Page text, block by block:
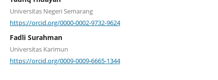
Universitas Negeri Semarang
https://orcid.org/0000-0002-9732-9624
Fadli Surahman
Universitas Karimun
https://orcid.org/0009-0009-6665-1344